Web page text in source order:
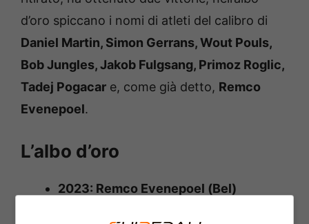
d’oro spiccano i nomi di atleti del calibro di
Daniel Martin, Simon Gerrans, Wout Pouls,
Bob Jungles, Jakob Fulgsang, Primoz Roglic,
Tadej Pogacar e, come già detto, Remco
Evenepoel.
L’albo d’oro
2023: Remco Evenepoel (Bel)